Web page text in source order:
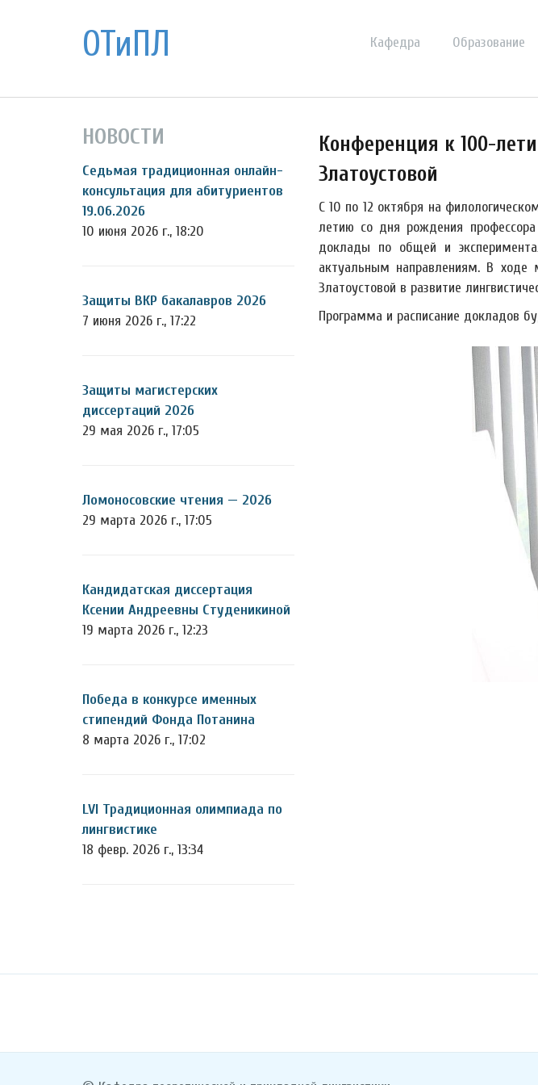
ОТиПЛ Кафедра Образование
НОВОСТИ
Седьмая традиционная онлайн-
консультация для абитуриентов
19.06.2026
10 июня 2026 г., 18:20
Защиты ВКР бакалавров 2026
7 июня 2026 г., 17:22
Защиты магистерских
диссертаций 2026
29 мая 2026 г., 17:05
Ломоносовские чтения — 2026
29 марта 2026 г., 17:05
Кандидатская диссертация
Ксении Андреевны Студеникиной
19 марта 2026 г., 12:23
Победа в конкурсе именных
стипендий Фонда Потанина
8 марта 2026 г., 17:02
LVI Традиционная олимпиада по
лингвистике
18 февр. 2026 г., 13:34
Конференция к 100-
Златоустовой
С 10 по 12 октября на
летию со дня рождения
доклады по общей и
актуальным направлениям. В ходе
Златоустовой в развитие
Программа и расписание докладов